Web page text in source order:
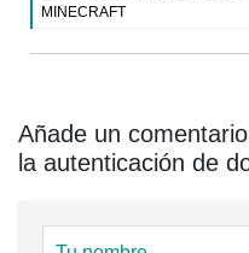
MINECRAFT
Añade un
la autenticación de